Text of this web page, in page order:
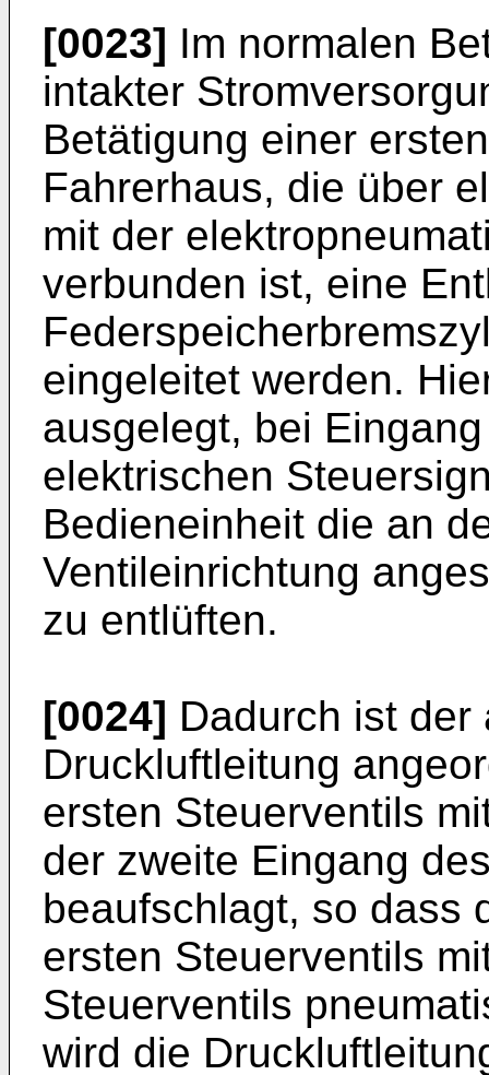
[0023] Im normalen
intakter
Betätigung einer
Fahrerhaus, die über
mit der
verbunden ist, eine
eingeleitet werden.
ausgelegt, bei
elektrischen
Bedieneinheit die an
Ventileinrichtung
zu entlüften.
[0024] Dadurch ist der
Druckluftleitung
ersten Steuerventils
der zweite Eingang
beaufschlagt, so dass
ersten Steuerventils
Steuerventils
wird die